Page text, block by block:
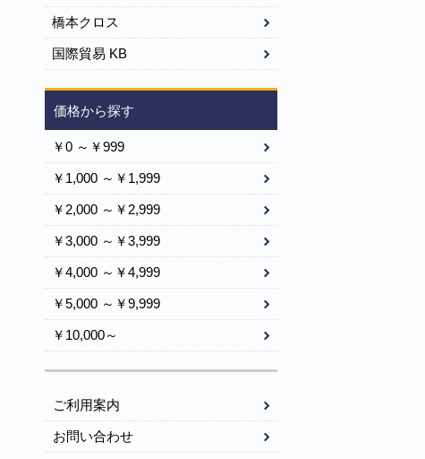
橋本クロス
国際貿易 KB
価格から探す
￥0 ～￥999
￥1,000 ～￥1,999
￥2,000 ～￥2,999
￥3,000 ～￥3,999
￥4,000 ～￥4,999
￥5,000 ～￥9,999
￥10,000～
ご利用案内
お問い合わせ